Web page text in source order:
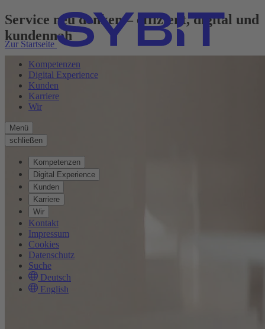
Zur Startseite
Kompetenzen
Digital Experience
Kunden
Karriere
Wir
Menü
schließen
Kompetenzen
Digital Experience
Kunden
Karriere
Wir
Kontakt
Impressum
Cookies
Datenschutz
Suche
Deutsch
English
Service neu denken – effizient, digital und
kundennah